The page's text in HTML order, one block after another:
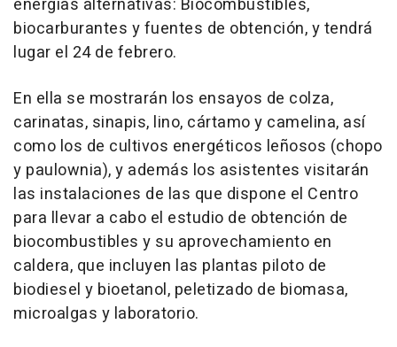
energías alternativas: Biocombustibles,
biocarburantes y fuentes de obtención, y tendrá
lugar el 24 de febrero.
En ella se mostrarán los ensayos de colza,
carinatas, sinapis, lino, cártamo y camelina, así
como los de cultivos energéticos leñosos (chopo
y paulownia), y además los asistentes visitarán
las instalaciones de las que dispone el Centro
para llevar a cabo el estudio de obtención de
biocombustibles y su aprovechamiento en
caldera, que incluyen las plantas piloto de
biodiesel y bioetanol, peletizado de biomasa,
microalgas y laboratorio.